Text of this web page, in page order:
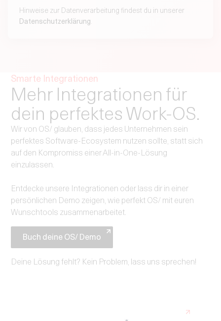
Hinweise zur Datenverarbeitung findest du in unserer
Datenschutzerklärung
Smarte Integrationen
Mehr Integrationen für
dein perfektes Work-OS.
Wir von OS/ glauben, dass jedes Unternehmen sein
perfektes Software-Ecosystem nutzen sollte, statt sich
auf den Kompromiss einer All-in-One-Lösung
einzulassen.
Entdecke unsere Integrationen oder lass dir in einer
persönlichen Demo zeigen, wie perfekt OS/ mit euren
Wunschtools zusammenarbeitet.
Buch deine OS/ Demo
Deine Lösung fehlt? Kein Problem, lass uns sprechen!